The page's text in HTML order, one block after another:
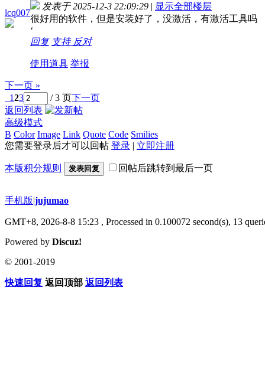
lcq007
发表于 2025-12-3 22:09:29 | 显示全部楼层
很好用的软件，但是安装好了，没激活，有激活工具吗
‘
回复 支持 反对
使用道具 举报
下一页 »
123 / 3 页下一页
返回列表
高级模式
B Color Image Link Quote Code Smilies
您需要登录后才可以回帖 登录 | 立即注册
本版积分规则 发表回复 回帖后跳转到最后一页
手机版|jujumao
GMT+8, 2026-8-8 15:23 , Processed in 0.100072 second(s), 13
Powered by Discuz!
© 2001-2019
快速回复 返回顶部 返回列表